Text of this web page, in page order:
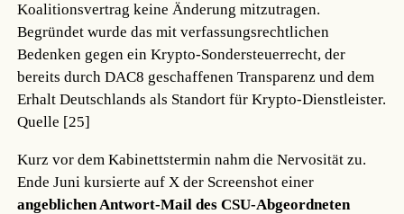
Koalitionsvertrag keine Änderung mitzutragen.
Begründet wurde das mit verfassungsrechtlichen
Bedenken gegen ein Krypto-Sondersteuerrecht, der
bereits durch DAC8 geschaffenen Transparenz und dem
Erhalt Deutschlands als Standort für Krypto-Dienstleister.
Quelle [25]
Kurz vor dem Kabinettstermin nahm die Nervosität zu.
Ende Juni kursierte auf X der Screenshot einer
angeblichen Antwort-Mail des CSU-Abgeordneten